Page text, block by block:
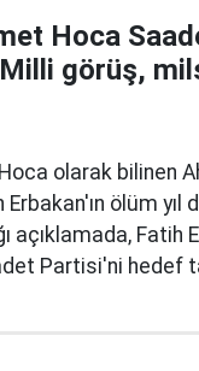
Hoca
Milli görüş,
olarak bilinen
ölüm yıl
açıklamada, Fatih
Partisi'ni hedef